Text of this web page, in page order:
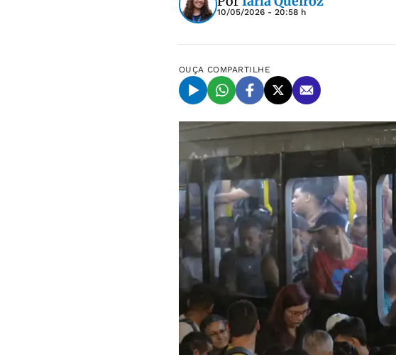
10/05/2026 - 20:58 h
OUÇA COMPARTILHE